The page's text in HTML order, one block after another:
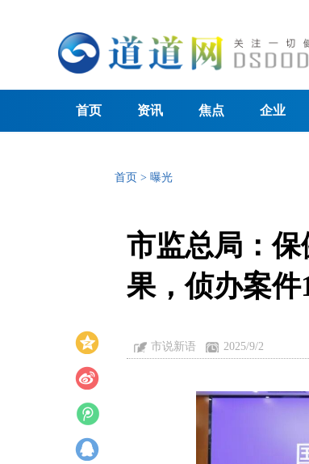
首页 资讯 焦点 企业
首页 > 曝光
市监总局：
果，侦办案件
市说新语 2025/9/2